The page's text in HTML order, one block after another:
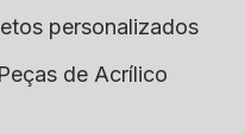
personalizados
de Acrílico